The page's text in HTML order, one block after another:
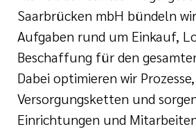
und zentrale
Care
und FAQs
und
Saarbrücken mbH bündeln
Aufgaben rund um Einkauf,
Beschaffung für den
Dabei optimieren wir
Versorgungsketten und
Einrichtungen und